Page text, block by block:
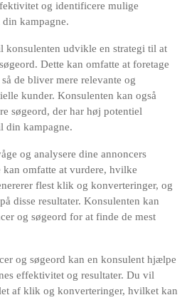
og identificere mulige
kampagne.
konsulenten udvikle en strategi til at
Dette kan omfatte at foretage
de bliver mere relevante og
kunder. Konsulenten kan også
søgeord, der har høj potentiel
din kampagne.
og analysere dine annoncers
omfatte at vurdere, hvilke
flest klik og konverteringer, og
disse resultater. Konsulenten kan
og søgeord for at finde de mest
og søgeord kan en konsulent hjælpe
effektivitet og resultater. Du vil
af klik og konverteringer, hvilket kan